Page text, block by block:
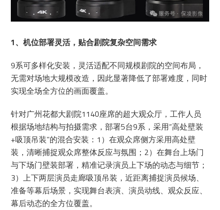
1、机位部署灵活，贴合剧院复杂空间需求
9系可多样化安装，灵活适配不同规模剧院的空间布局，
无需对场地大规模改造，因此显著降低了部署难度，同时
实现全场全方位的画面覆盖。
针对广州花都大剧院1140座席的超大观众厅，工作人员
根据场地结构与拍摄需求，部署5台9系，采用“高处壁装
+吸顶吊装”的混合安装：1）在观众席侧方采用高处壁
装，清晰捕捉观众席整体反应与氛围；2）在舞台上场门
与下场门壁装部署，精准记录演员上下场的动态与细节；
3）上下两层演员走廊吸顶吊装，近距离捕捉演员候场、
准备等幕后场景，实现舞台表演、演员动线、观众反应、
幕后动态的全方位覆盖。